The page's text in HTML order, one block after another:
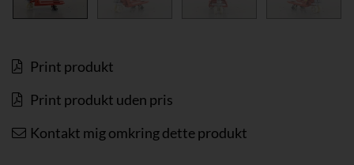
Print produkt
Print produkt uden pris
Kontakt mig omkring dette produkt